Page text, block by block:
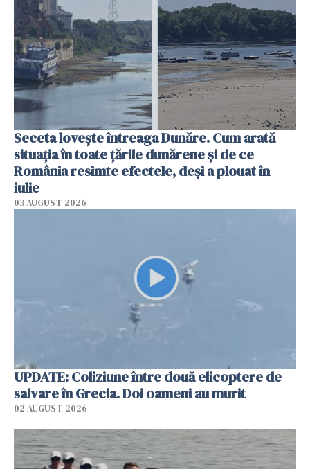
Seceta lovește întreaga Dunăre. Cum arată
situația în toate țările dunărene și de ce
România resimte efectele, deși a plouat în
iulie
03 AUGUST 2026
UPDATE: Coliziune între două elicoptere de
salvare în Grecia. Doi oameni au murit
02 AUGUST 2026